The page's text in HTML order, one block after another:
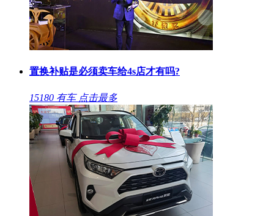
置换补贴是必须卖车给4s店才有吗?
15180 有车 点击最多